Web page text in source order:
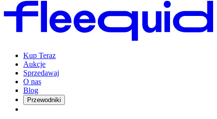
Kup Teraz
Aukcje
Sprzedawaj
O nas
Blog
Przewodniki